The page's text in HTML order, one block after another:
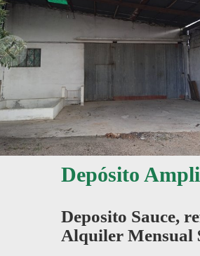
Depósito
Deposito Sauce,
Alquiler Mensual